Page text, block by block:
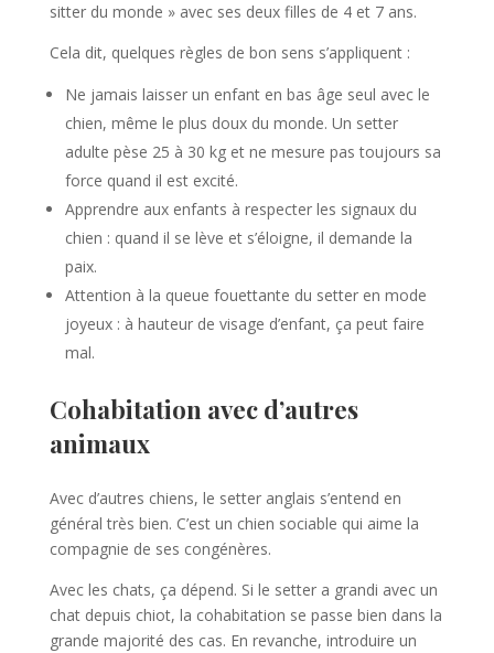
sitter du monde » avec ses deux filles de 4 et 7 ans.
Cela dit, quelques règles de bon sens s’appliquent :
Ne jamais laisser un enfant en bas âge seul avec le
chien, même le plus doux du monde. Un setter
adulte pèse 25 à 30 kg et ne mesure pas toujours sa
force quand il est excité.
Apprendre aux enfants à respecter les signaux du
chien : quand il se lève et s’éloigne, il demande la
paix.
Attention à la queue fouettante du setter en mode
joyeux : à hauteur de visage d’enfant, ça peut faire
mal.
Cohabitation avec d’autres
animaux
Avec d’autres chiens, le setter anglais s’entend en
général très bien. C’est un chien sociable qui aime la
compagnie de ses congénères.
Avec les chats, ça dépend. Si le setter a grandi avec un
chat depuis chiot, la cohabitation se passe bien dans la
grande majorité des cas. En revanche, introduire un